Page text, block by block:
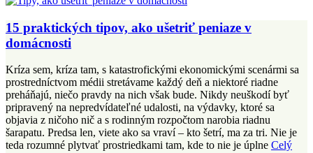
15 praktických tipov, ako ušetriť peniaze v
domácnosti
Kríza sem, kríza tam, s katastrofickými ekonomickými scenármi sa
prostredníctvom médii stretávame každý deň a niektoré riadne
preháňajú, niečo pravdy na nich však bude. Nikdy neuškodí byť
pripravený na nepredvídateľné udalosti, na výdavky, ktoré sa
objavia z ničoho nič a s rodinným rozpočtom narobia riadnu
šarapatu. Predsa len, viete ako sa vraví – kto šetrí, ma za tri. Nie je
teda rozumné plytvať prostriedkami tam, kde to nie je úplne Celý